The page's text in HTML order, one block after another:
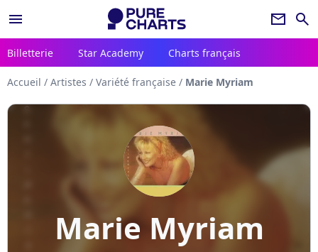
menu newsletter search
Billetterie Star Academy Charts français
Accueil / Artistes / Variété française / Marie Myriam
Marie Myriam